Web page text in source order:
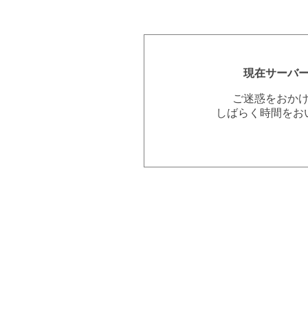
現在サーバ
ご迷惑をおか
しばらく時間を